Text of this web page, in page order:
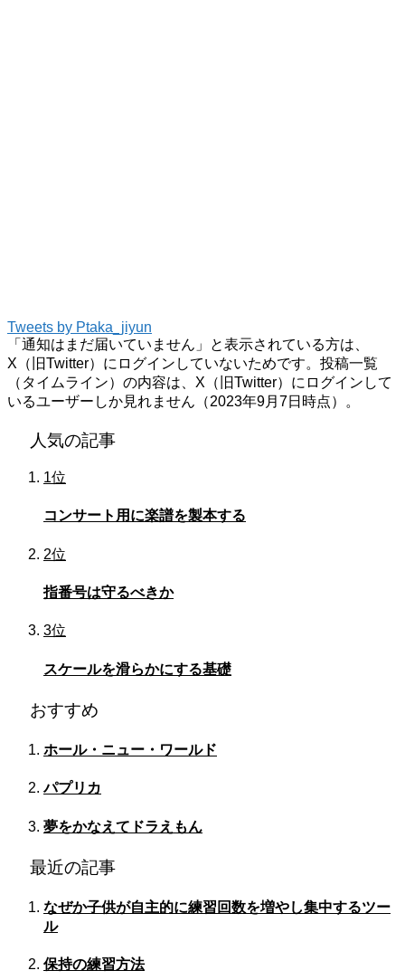
Tweets by Ptaka_jiyun
「通知はまだ届いていません」と表示されている方は、
X（旧Twitter）にログインしていないためです。投稿一覧
（タイムライン）の内容は、X（旧Twitter）にログインして
いるユーザーしか見れません（2023年9月7日時点）。
人気の記事
1位
コンサート用に楽譜を製本する
2位
指番号は守るべきか
3位
スケールを滑らかにする基礎
おすすめ
ホール・ニュー・ワールド
パプリカ
夢をかなえてドラえもん
最近の記事
なぜか子供が自主的に練習回数を増やし集中するツー
ル
保持の練習方法